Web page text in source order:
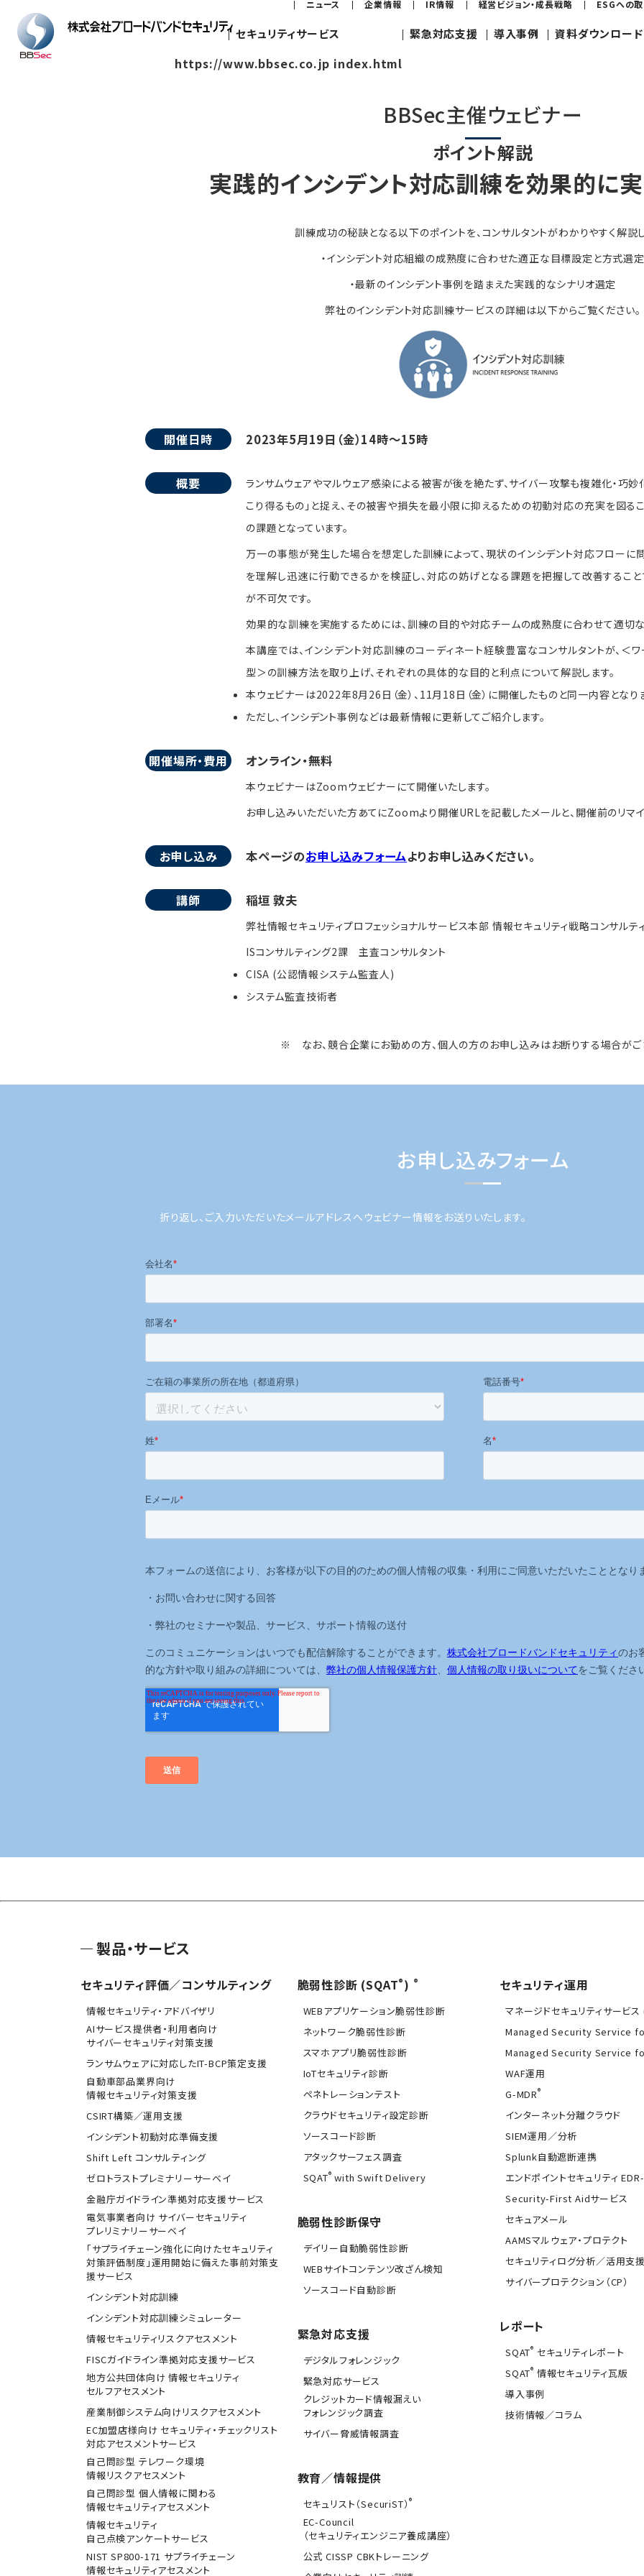
ニュース 企業情報 IR情報 経営ビジョン・成長戦略 ESGへの
セキュリティサービス
https://www.bbsec.co.jp index.html
緊急対応支援 導入事例 資料ダウンロード
BBSec主催ウェビナー
ポイント解説
実践的インシデント対応訓練を効果的に
訓練成功の秘訣となる以下のポイントを、コンサルタントがわかりやすく解説し
・インシデント対応組織の成熟度に合わせた適正な目標設定と方式選定
・最新のインシデント事例を踏まえた実践的なシナリオ選定
弊社のインシデント対応訓練サービスの詳細は以下からご覧ください。
開催日時 2023年5月19日（金）14時～15時
概要
ランサムウェアやマルウェア感染による被害が後を絶たず、サイバー攻撃も複雑化・巧妙
こり得るもの」と捉え、その被害や損失を最小限に抑えるための初動対応の充実を図る
の課題となっています。
万一の事態が発生した場合を想定した訓練によって、現状のインシデント対応フロー
を理解し迅速に行動できるかを検証し、対応の妨げとなる課題を把握して改善するこ
が不可欠です。
効果的な訓練を実施するためには、訓練の目的や対応チームの成熟度に合わせて適切
本講座では、インシデント対応訓練のコーディネート経験豊富なコンサルタントが、＜
型＞の訓練方法を取り上げ、それぞれの具体的な目的と利点について解説します。
本ウェビナーは2022年8月26日（金）、11月18日（金）に開催したものと同一内容となり
ただし、インシデント事例などは最新情報に更新してご紹介します。
開催場所・費用 オンライン・無料
本ウェビナーはZoomウェビナーにて開催いたします。
お申し込みいただいた方あてにZoomより開催URLを記載したメールと、開催前のリマイ
お申し込み 本ページのお申し込みフォームよりお申し込みください。
講師 稲垣 敦夫
弊社情報セキュリティプロフェッショナルサービス本部 情報セキュリティ戦略コンサルテ
ISコンサルティング2課 主査コンサルタント
CISA (公認情報システム監査人)
システム監査技術者
※ なお、競合企業にお勤めの方、個人の方のお申し込みはお断りする場合がご
お申し込みフォーム
折り返し、ご入力いただいたメールアドレスへウェビナー情報をお送りいたします。
製品・サービス
セキュリティ評価／コンサルティング
情報セキュリティ・アドバイザリ
AIサービス提供者・利用者向け
サイバーセキュリティ対策支援
ランサムウェアに対応したIT-BCP策定支援
自動車部品業界向け
情報セキュリティ対策支援
CSIRT構築／運用支援
インシデント初動対応準備支援
Shift Left コンサルティング
ゼロトラストプレミナリーサーベイ
金融庁ガイドライン準拠対応支援サービス
電気事業者向け サイバーセキュリティ
プレリミナリーサーベイ
「サプライチェーン強化に向けたセキュリティ
対策評価制度」運用開始に備えた事前対策支
援サービス
インシデント対応訓練
インシデント対応訓練シミュレーター
情報セキュリティリスクアセスメント
FISCガイドライン準拠対応支援サービス
地方公共団体向け 情報セキュリティ
セルフアセスメント
産業制御システム向けリスクアセスメント
EC加盟店様向け セキュリティ・チェックリスト
対応アセスメントサービス
自己問診型 テレワーク環境
情報リスクアセスメント
自己問診型 個人情報に関わる
情報セキュリティアセスメント
情報セキュリティ
自己点検アンケートサービス
NIST SP800-171 サプライチェーン
情報セキュリティアセスメント
脆弱性診断 (SQAT®) ®
WEBアプリケーション脆弱性診断
ネットワーク脆弱性診断
スマホアプリ脆弱性診断
IoTセキュリティ診断
ペネトレーションテスト
クラウドセキュリティ設定診断
ソースコード診断
アタックサーフェス調査
SQAT® with Swift Delivery
脆弱性診断保守
デイリー自動脆弱性診断
WEBサイトコンテンツ改ざん検知
ソースコード自動診断
緊急対応支援
デジタルフォレンジック
緊急対応サービス
クレジットカード情報漏えい
フォレンジック調査
サイバー脅威情報調査
教育／情報提供
セキュリスト（SecuriST）®
EC-Council
（セキュリティエンジニア養成講座）
公式 CISSP CBKトレーニング
セキュリティ運用
マネージドセキュリティサービス
Managed Security Service
Managed Security Service
WAF運用
G-MDR®
インターネット分離クラウド
SIEM運用／分析
Splunk自動遮断連携
エンドポイントセキュリティ
Security-First Aidサービス
セキュアメール
AAMSマルウェア・プロテクト
セキュリティログ分析／活用支援
サイバープロテクション（CP）
レポート
SQAT® セキュリティレポート
SQAT® 情報セキュリティ瓦版
導入事例
技術情報／コラム